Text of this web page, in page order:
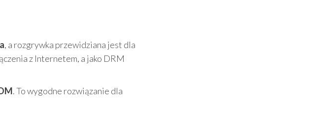
, a rozgrywka przewidziana jest dla
z Internetem, a jako DRM
. To wygodne rozwiązanie dla